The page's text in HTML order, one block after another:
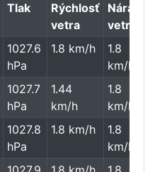
Tlak
Rýchlosť
vetra
Nárazy
vetra
1027.6
hPa
1.8 km/h
1.8
km/h
1027.7
hPa
1.44
km/h
1.8
km/h
1027.8
hPa
1.8 km/h
1.8
km/h